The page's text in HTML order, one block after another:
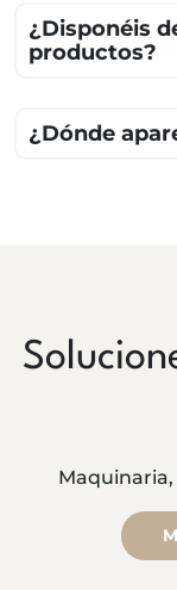
¿Disponéis
productos?
¿Dónde